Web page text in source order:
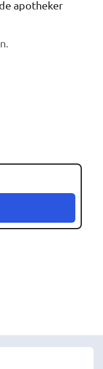
apotheker